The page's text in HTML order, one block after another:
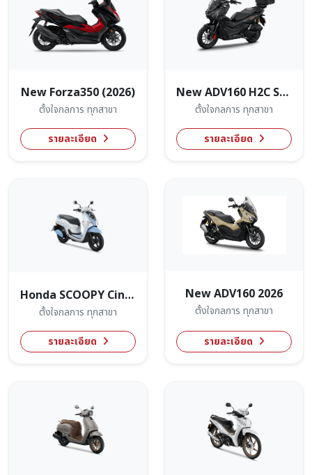
New Forza350 (2026)
ตั้งใจกลการ ทุกสาขา
รายละเอียด
New ADV160 H2C Smart(2026)
ตั้งใจกลการ ทุกสาขา
รายละเอียด
Honda SCOOPY Cinnamoroll Limited Edition
ตั้งใจกลการ ทุกสาขา
รายละเอียด
New ADV160 2026
ตั้งใจกลการ ทุกสาขา
รายละเอียด